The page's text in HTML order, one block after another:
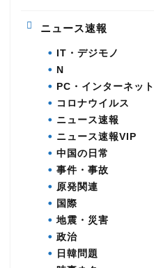
ニュース速報
IT・デジモノ
N
PC・インターネット
コロナウイルス
ニュース速報
ニュース速報VIP
中国の日常
事件・事故
原発関連
国際
地震・災害
政治
日韓問題